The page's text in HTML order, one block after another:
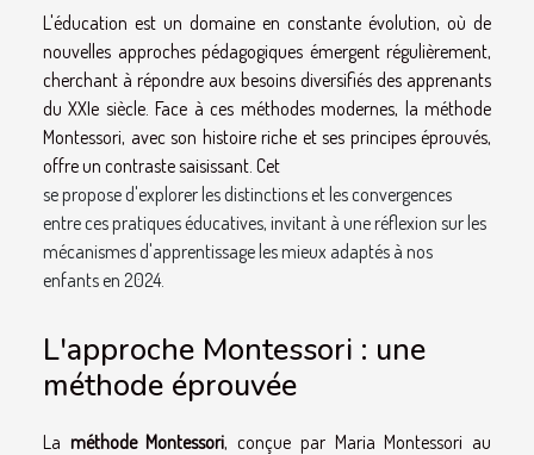
L'éducation est un domaine en constante évolution, où de
nouvelles approches pédagogiques émergent régulièrement,
cherchant à répondre aux besoins diversifiés des apprenants
du XXIe siècle. Face à ces méthodes modernes, la méthode
Montessori, avec son histoire riche et ses principes éprouvés,
offre un contraste saisissant. Cet
se propose d'explorer les distinctions et les convergences
entre ces pratiques éducatives, invitant à une réflexion sur les
mécanismes d'apprentissage les mieux adaptés à nos
enfants en 2024.
L'approche Montessori : une
méthode éprouvée
La méthode Montessori, conçue par Maria Montessori au